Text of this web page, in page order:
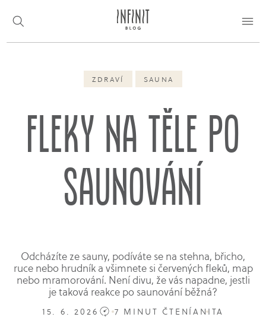
ZDRAVÍ SAUNA
Fleky na těle po
saunování
Odcházíte ze sauny, podíváte se na stehna, břicho,
ruce nebo hrudník a všimnete si červených fleků, map
nebo mramorování. Není divu, že vás napadne, jestli
je taková reakce po saunování běžná?
15. 6. 2026 7 MINUT ČTENÍANITA